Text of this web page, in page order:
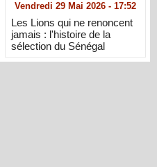
Vendredi 29 Mai 2026 - 17:52
Les Lions qui ne renoncent
jamais : l'histoire de la
sélection du Sénégal